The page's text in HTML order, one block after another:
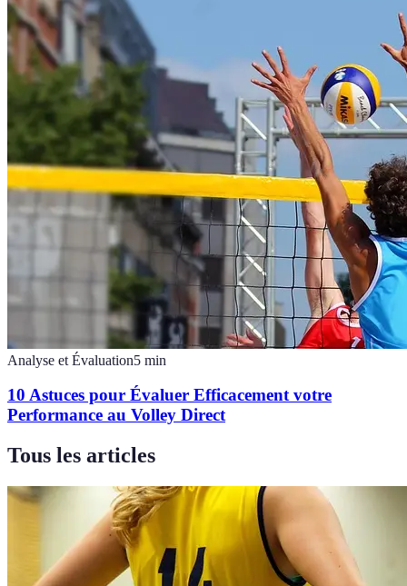
Analyse et Évaluation5 min
10 Astuces pour Évaluer Efficacement votre
Performance au Volley Direct
Tous les articles